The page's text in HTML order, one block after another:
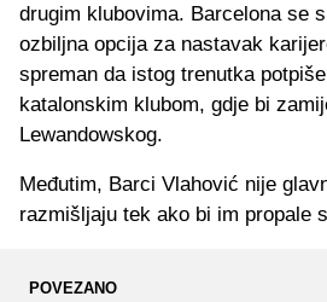
drugim klubovima. Barcelona se
ozbiljna opcija za nastavak
spreman da istog trenutka
katalonskim klubom, gdje bi
Lewandowskog.
Međutim, Barci Vlahović nije
razmišljaju tek ako bi im propale
POVEZANO